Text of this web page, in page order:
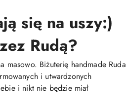
się na uszy:)
Rudą?
masowo. Biżuterię handmade Ruda
i utwardzonych
i nikt nie będzie miał